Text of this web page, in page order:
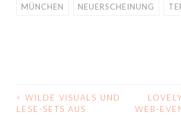
MÜNCHEN NEUERSCHEINUNG
BEITRAGS-
< WILDE VISUALS UND
LESE-SETS AUS
WEB-